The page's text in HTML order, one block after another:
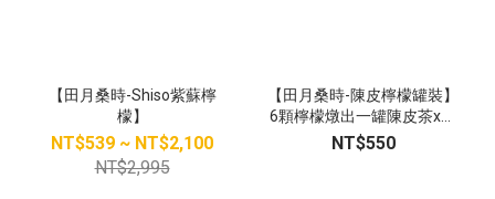
【田月桑時-Shiso紫蘇檸
檬】
NT$539 ~ NT$2,100
NT$2,995
【田月桑時-陳皮檸檬罐裝】
6顆檸檬燉出一罐陳皮茶x無
咖啡因含翠綠檸檬果肉
NT$550